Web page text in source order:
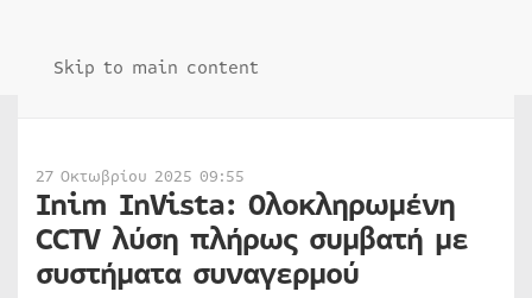
Skip to main content
27 Οκτωβρίου 2025 09:55
Inim InVista: Ολοκληρωμένη
CCTV λύση πλήρως συμβατή με
συστήματα συναγερμού